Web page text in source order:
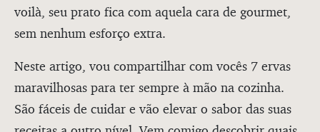
voilà, seu prato fica com aquela cara de gourmet,
sem nenhum esforço extra.
Neste artigo, vou compartilhar com vocês 7 ervas
maravilhosas para ter sempre à mão na cozinha.
São fáceis de cuidar e vão elevar o sabor das suas